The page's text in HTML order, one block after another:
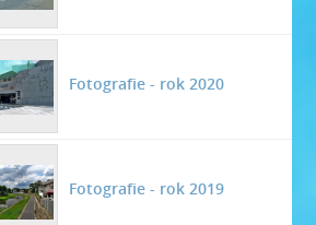
Fotografie - rok 2020
Fotografie - rok 2019